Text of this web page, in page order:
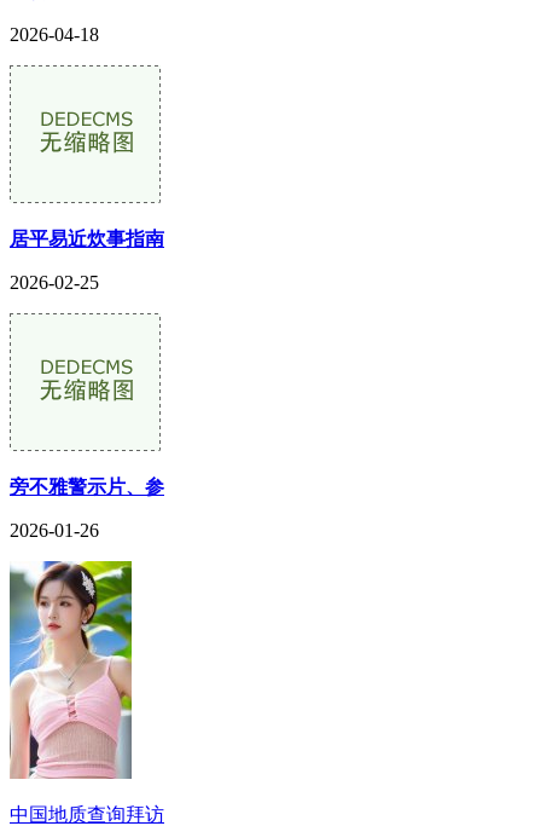
2026-04-18
居平易近炊事指南
2026-02-25
旁不雅警示片、参
2026-01-26
中国地质查询拜访